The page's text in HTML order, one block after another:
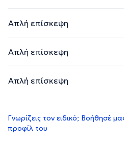
Απλή επίσκεψη
Απλή επίσκεψη
Απλή επίσκεψη
Γνωρίζεις τον ειδικό; Βοήθησέ
προφίλ του